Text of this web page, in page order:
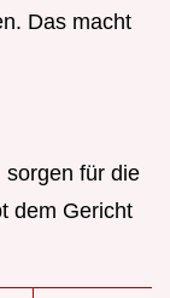
Das macht
sorgen für die
dem Gericht